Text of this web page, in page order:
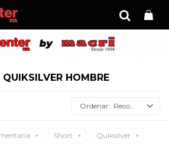
QUIKSILVER HOMBRE
Recomendados
Short
Quiksilver